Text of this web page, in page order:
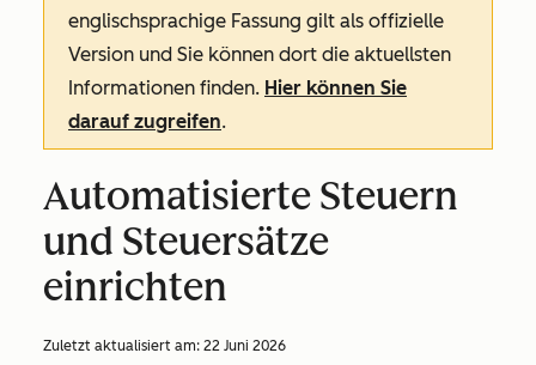
englischsprachige Fassung gilt als offizielle
Version und Sie können dort die aktuellsten
Informationen finden. Hier können Sie
darauf zugreifen.
Automatisierte Steuern
und Steuersätze
einrichten
Zuletzt aktualisiert am: 22 Juni 2026